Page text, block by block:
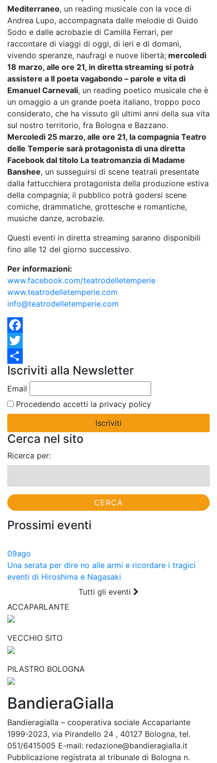
Mediterraneo, un reading musicale con la voce di
Andrea Lupo, accompagnata dalle melodie di Guido
Sodo e dalle acrobazie di Camilla Ferrari, per
raccontare di viaggi di oggi, di ieri e di domani,
vivendo speranze, naufragi e nuove libertà; mercoledì
18 marzo, alle ore 21, in diretta streaming si potrà
assistere a Il poeta vagabondo – parole e vita di
Emanuel Carnevali, un reading poetico musicale che è
un omaggio a un grande poeta italiano, troppo poco
considerato, che ha vissuto gli ultimi anni della sua vita
sul nostro territorio, fra Bologna e Bazzano.
Mercoledì 25 marzo, alle ore 21, la compagnia Teatro
delle Temperie sarà protagonista di una diretta
Facebook dal titolo La teatromanzia di Madame
Banshee, un susseguirsi di scene teatrali presentate
dalla fattucchiera protagonista della produzione estiva
della compagnia; il pubblico potrà godersi scene
comiche, drammatiche, grottesche e romantiche,
musiche danze, acrobazie.
Questi eventi in diretta streaming saranno disponibili
fino alle 12 del giorno successivo.
Per informazioni:
www.facebook.com/teatrodelletemperie
www.teatrodelletemperie.com
info@teatrodelletemperie.com
Facebook
Twitter
Condividi
Iscriviti alla Newsletter
Email
Procedendo accetti la privacy policy
Cerca nel sito
Ricerca per:
Prossimi eventi
09ago
Una serata per dire no alle armi e ricordare i tragici
eventi di Hiroshima e Nagasaki
Tutti gli eventi
ACCAPARLANTE
VECCHIO SITO
PILASTRO BOLOGNA
BandieraGialla
Bandieragialla – cooperativa sociale Accaparlante
1999-2023, via Pirandello 24 , 40127 Bologna, tel.
051/6415005 E-mail: redazione@bandieragialla.it
Pubblicazione registrata al tribunale di Bologna n.